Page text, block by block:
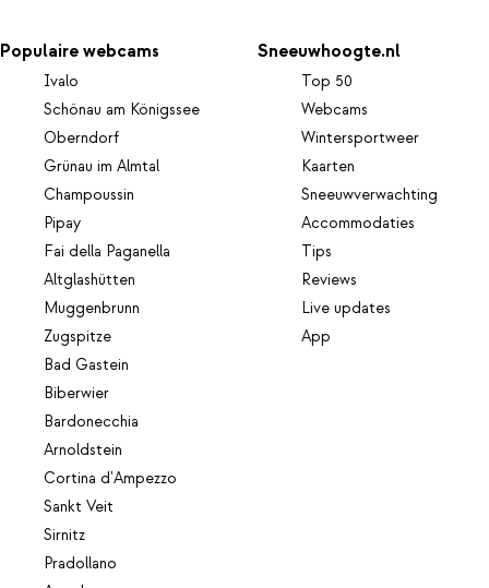
Populaire webcams
Ivalo
Schönau am Königssee
Oberndorf
Grünau im Almtal
Champoussin
Pipay
Fai della Paganella
Altglashütten
Muggenbrunn
Zugspitze
Bad Gastein
Biberwier
Bardonecchia
Arnoldstein
Cortina d'Ampezzo
Sankt Veit
Sirnitz
Pradollano
Sneeuwhoogte.nl
Top 50
Webcams
Wintersportweer
Kaarten
Sneeuwverwachting
Accommodaties
Tips
Reviews
Live updates
App